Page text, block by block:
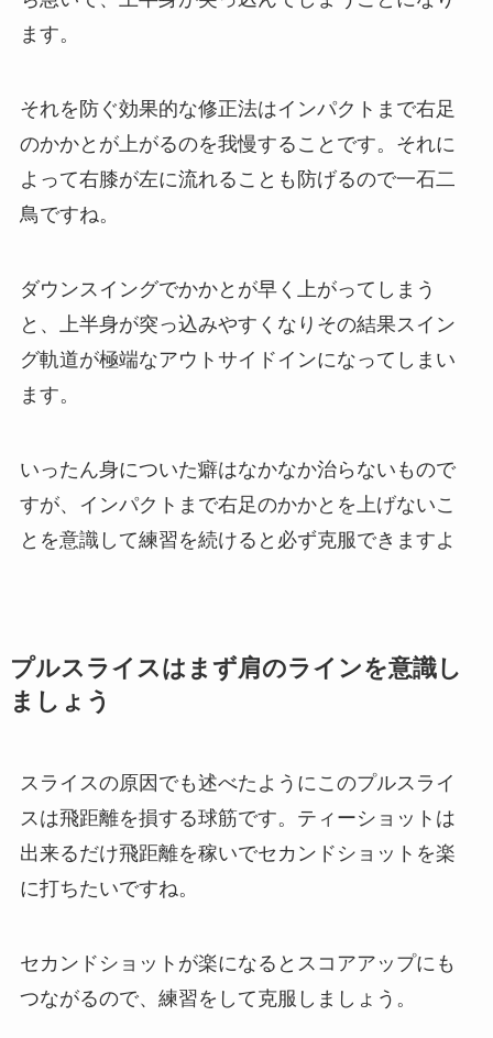
ます。
それを防ぐ効果的な修正法はインパクトまで右足
のかかとが上がるのを我慢することです。それに
よって右膝が左に流れることも防げるので一石二
鳥ですね。
ダウンスイングでかかとが早く上がってしまう
と、上半身が突っ込みやすくなりその結果スイン
グ軌道が極端なアウトサイドインになってしまい
ます。
いったん身についた癖はなかなか治らないもので
すが、インパクトまで右足のかかとを上げないこ
とを意識して練習を続けると必ず克服できますよ
プルスライスはまず肩のラインを意識し
ましょう
スライスの原因でも述べたようにこのプルスライ
スは飛距離を損する球筋です。ティーショットは
出来るだけ飛距離を稼いでセカンドショットを楽
に打ちたいですね。
セカンドショットが楽になるとスコアアップにも
つながるので、練習をして克服しましょう。